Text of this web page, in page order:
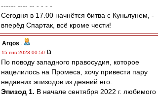
------ ---- -- - - - -
Сегодня в 17.00 начнётся битва с Куньлунем, -
вперёд Спартак, всё кроме чести!
Argos -
15 янв 2023 00:50
По поводу западного правосудия, которое
нацелилось на Промеса, хочу привести пару
недавних эпизодов из деяний его.
Эпизод 1. В начале сентября 2022 г. любимого